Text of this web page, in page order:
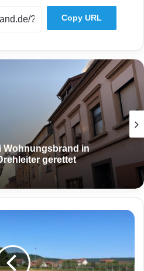
Copy URL
Wohnungsbrand in
gerettet